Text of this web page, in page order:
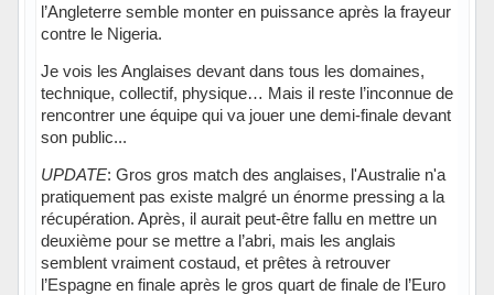
l’Angleterre semble monter en puissance après la frayeur
contre le Nigeria.
Je vois les Anglaises devant dans tous les domaines,
technique, collectif, physique… Mais il reste l’inconnue de
rencontrer une équipe qui va jouer une demi-finale devant
son public...
UPDATE: Gros gros match des anglaises, l'Australie n'a
pratiquement pas existe malgré un énorme pressing a la
récupération. Après, il aurait peut-être fallu en mettre un
deuxième pour se mettre a l’abri, mais les anglais
semblent vraiment costaud, et prêtes à retrouver
l’Espagne en finale après le gros quart de finale de l’Euro